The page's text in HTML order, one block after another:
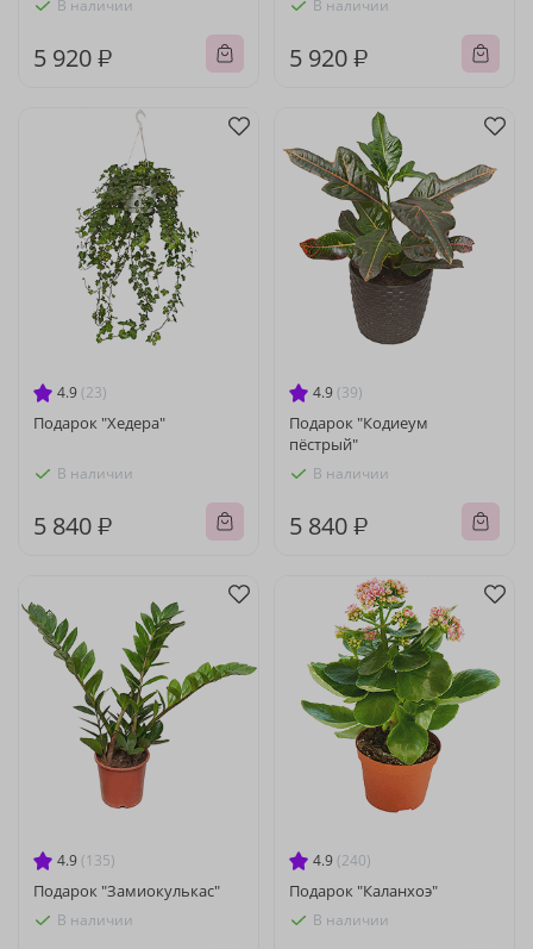
В наличии
5 920 ₽
В наличии
5 920 ₽
4.9 (23)
Подарок "Хедера"
В наличии
5 840 ₽
4.9 (39)
Подарок "Кодиеум
пёстрый"
В наличии
5 840 ₽
4.9 (135)
Подарок "Замиокулькас"
В наличии
4.9 (240)
Подарок "Каланхоэ"
В наличии